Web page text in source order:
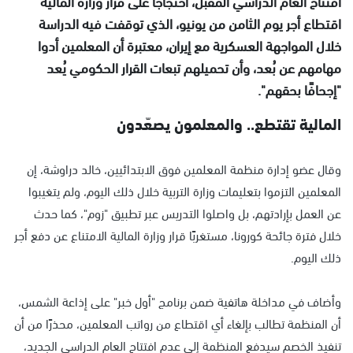
اقتطاع أجر يوم الثامن من يونيو، الذي توقفت فيه الدراسة
خلال المواجهة العسكرية مع إيران، معتبرة أن المعلمين أدوا
مهامهم عن بُعد، وأن تحميلهم تبعات القرار الحكومي يُعد
"إجحافًا بحقهم".
المالية تقتطع.. والمعلمون يصعّدون
وقال عضو إدارة منظمة المعلمين فوق الابتدائيين، خالد دراوشة، إن
المعلمين التزموا بتعليمات وزارة التربية خلال ذلك اليوم، ولم يتغيبوا
عن العمل بإرادتهم، بل واصلوا التدريس عبر تطبيق "زوم"، كما حدث
خلال فترة جائحة كورونا، مستغربًا قرار وزارة المالية الامتناع عن دفع أجر
ذلك اليوم.
وأضاف في مداخلة هاتفية ضمن برنامج "أول خبر" على إذاعة الشمس،
أن المنظمة تطالب بإلغاء أي اقتطاع من رواتب المعلمين، محذرًا من أن
تنفيذ الخصم سيدفع المنظمة إلى عدم افتتاح العام الدراسي الجديد،